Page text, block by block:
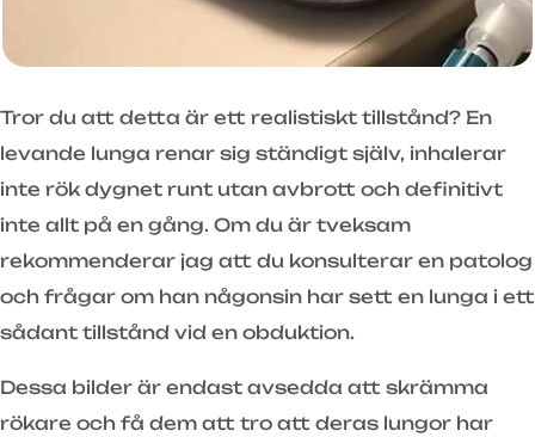
Tror du att detta är ett realistiskt tillstånd? En
levande lunga renar sig ständigt själv, inhalerar
inte rök dygnet runt utan avbrott och definitivt
inte allt på en gång. Om du är tveksam
rekommenderar jag att du konsulterar en patolog
och frågar om han någonsin har sett en lunga i ett
sådant tillstånd vid en obduktion.
Dessa bilder är endast avsedda att skrämma
rökare och få dem att tro att deras lungor har